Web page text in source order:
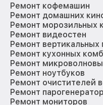
Ремонт кофемашин
Ремонт домашних
Ремонт морозильных
Ремонт видеостен
Ремонт вертикальных
Ремонт кухонных
Ремонт
Ремонт ноутбуков
Ремонт очистителей
Ремонт
Ремонт мониторов